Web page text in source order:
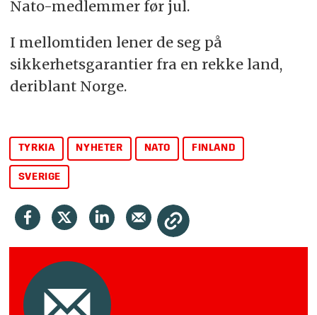
Nato-medlemmer før jul.
I mellomtiden lener de seg på
sikkerhetsgarantier fra en rekke land,
deriblant Norge.
TYRKIA NYHETER NATO FINLAND
SVERIGE